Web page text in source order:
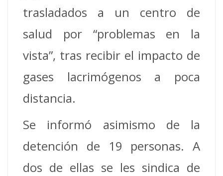
trasladados a un centro de
salud por “problemas en la
vista”, tras recibir el impacto de
gases lacrimógenos a poca
distancia.
Se informó asimismo de la
detención de 19 personas. A
dos de ellas se les sindica de